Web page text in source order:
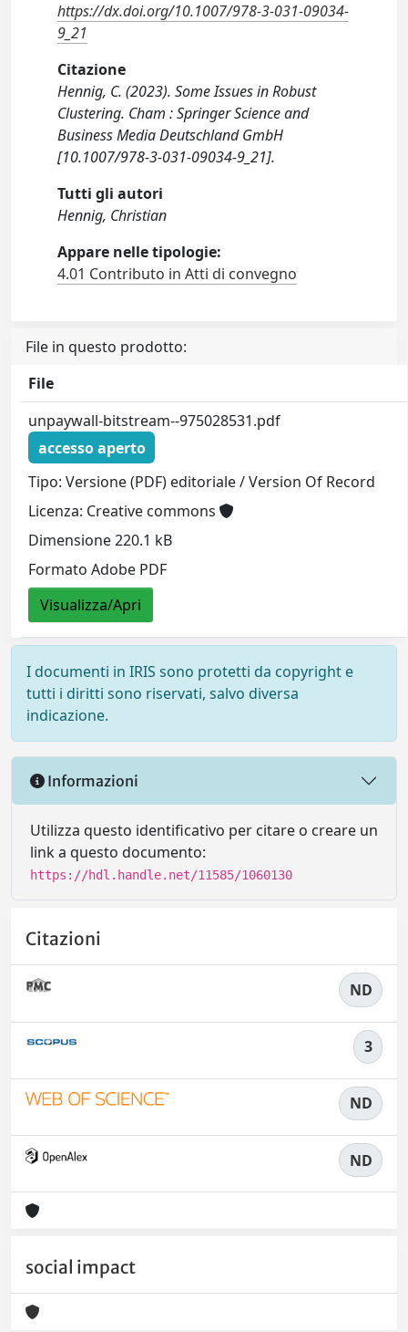
https://dx.doi.org/10.1007/978-3-031-09034-
9_21
Citazione
Hennig, C. (2023). Some Issues in Robust
Clustering. Cham : Springer Science and
Business Media Deutschland GmbH
[10.1007/978-3-031-09034-9_21].
Tutti gli autori
Hennig, Christian
Appare nelle tipologie:
4.01 Contributo in Atti di convegno
File in questo prodotto:
File
unpaywall-bitstream--975028531.pdf
accesso aperto
Tipo: Versione (PDF) editoriale / Version Of Record
Licenza: Creative commons
Dimensione 220.1 kB
Formato Adobe PDF
Visualizza/Apri
I documenti in IRIS sono protetti da copyright e
tutti i diritti sono riservati, salvo diversa
indicazione.
Informazioni
Utilizza questo identificativo per citare o creare un
link a questo documento:
https://hdl.handle.net/11585/1060130
Citazioni
ND
3
ND
ND
social impact